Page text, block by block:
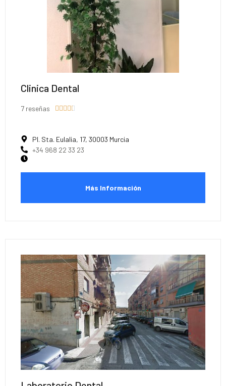
Clinica Dental
7 reseñas 
Pl. Sta. Eulalia, 17, 30003 Murcia
+34 968 22 33 23
Más Información